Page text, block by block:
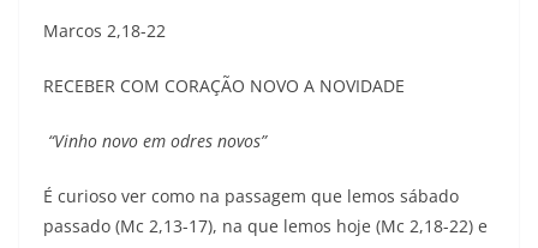
Marcos 2,18-22
RECEBER COM CORAÇÃO NOVO A NOVIDADE
“Vinho novo em odres novos”
É curioso ver como na passagem que lemos sábado
passado (Mc 2,13-17), na que lemos hoje (Mc 2,18-22) e